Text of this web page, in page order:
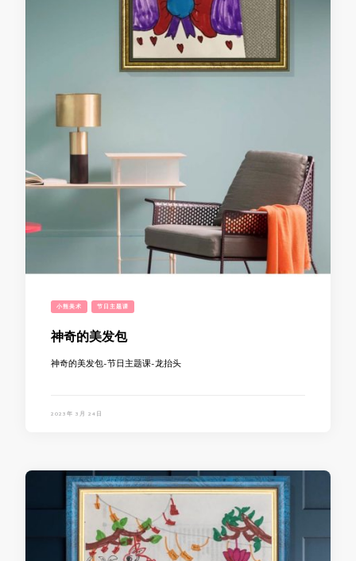
小熊美术 节日主题课
神奇的美发包
神奇的美发包-节日主题课-龙抬头
2023年 3月 24日